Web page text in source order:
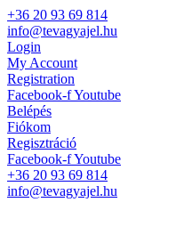
+36 20 93 69 814
info@tevagyajel.hu
Login
My Account
Registration
Facebook-fYoutube
Belépés
Fiókom
Regisztráció
Facebook-fYoutube
+36 20 93 69 814
info@tevagyajel.hu